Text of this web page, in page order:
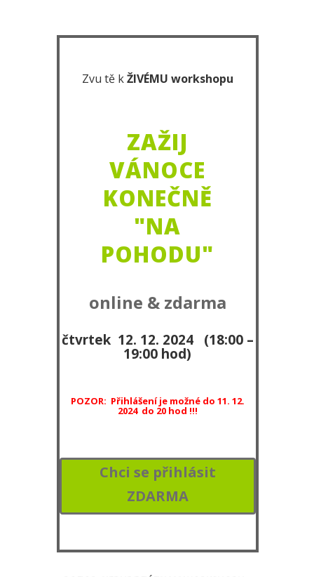
Zvu tě kŽIVÉMU workshopu
ZAŽIJ
VÁNOCE
KONEČNĚ
"NA
POHODU"
online & zdarma
čtvrtek 12. 12. 2024 (18:00 –
19:00 hod)
POZOR: Přihlášení je možné do 11. 12.
2024 do 20 hod !!!
Chci se přihlásit
ZDARMA